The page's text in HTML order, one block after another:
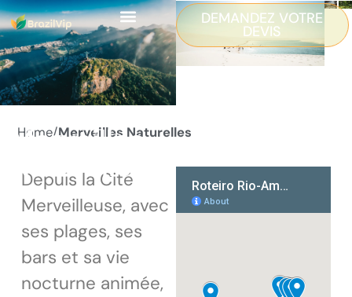
DEMANDEZ VOTRE
DEVIS
Merveilles
Naturelles
Home/Merveilles Naturelles
Depuis la Cité
Merveilleuse, avec
ses plages, ses
bars et sa vie
nocturne animée,